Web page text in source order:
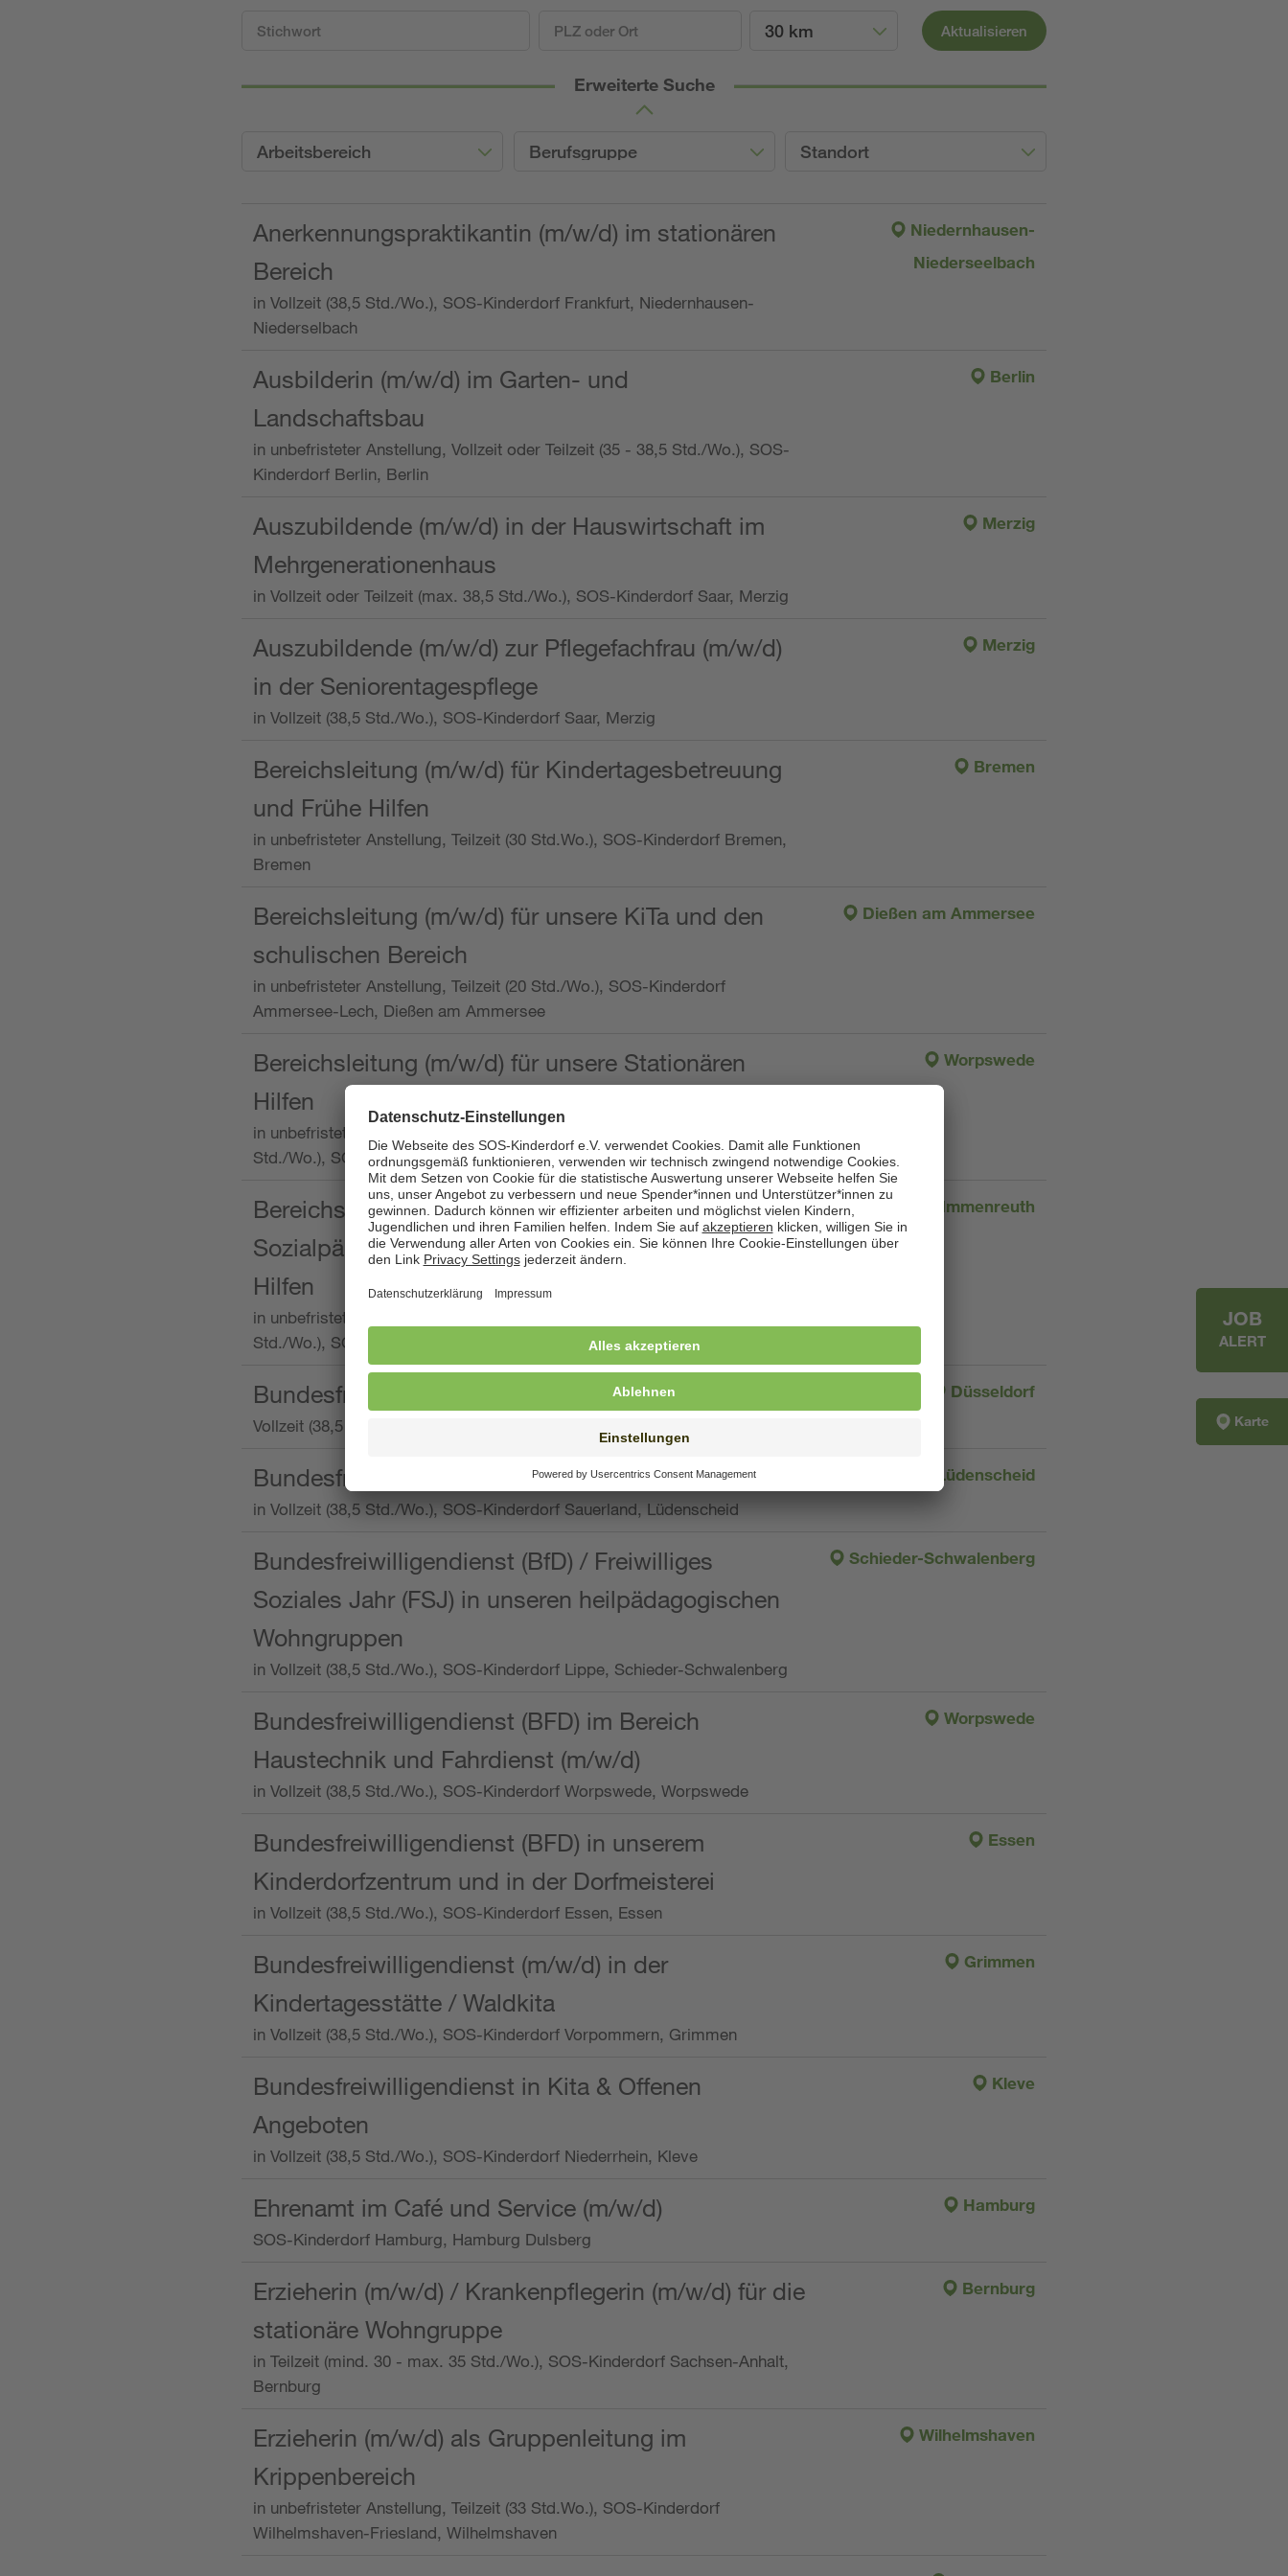
30 km Aktualisieren
Erweiterte Suche
Arbeitsbereich Berufsgruppe Standort
Anerkennungspraktikantin (m/w/d) im stationären
Bereich
in Vollzeit (38,5 Std./Wo.), SOS-Kinderdorf Frankfurt, Niedernhausen-
Niederselbach
Niedernhausen-
Niederseelbach
Ausbilderin (m/w/d) im Garten- und
Landschaftsbau
in unbefristeter Anstellung, Vollzeit oder Teilzeit (35 - 38,5 Std./Wo.), SOS-
Kinderdorf Berlin, Berlin
Berlin
Auszubildende (m/w/d) in der Hauswirtschaft im
Mehrgenerationenhaus
in Vollzeit oder Teilzeit (max. 38,5 Std./Wo.), SOS-Kinderdorf Saar, Merzig
Merzig
Auszubildende (m/w/d) zur Pflegefachfrau (m/w/d)
in der Seniorentagespflege
in Vollzeit (38,5 Std./Wo.), SOS-Kinderdorf Saar, Merzig
Merzig
Bereichsleitung (m/w/d) für Kindertagesbetreuung
und Frühe Hilfen
in unbefristeter Anstellung, Teilzeit (30 Std.Wo.), SOS-Kinderdorf Bremen,
Bremen
Bremen
Bereichsleitung (m/w/d) für unsere KiTa und den
schulischen Bereich
in unbefristeter Anstellung, Teilzeit (20 Std./Wo.), SOS-Kinderdorf
Ammersee-Lech, Dießen am Ammersee
Dießen am Ammersee
Bereichsleitung (m/w/d) für unsere Stationären
Hilfen
in unbefristeter Anstellung, Vollzeit oder Teilzeit (mind. 30 - max. 38,5
Std./Wo.), SOS-Kinderdorf Worpswede,
Worpswede
Bereichsleitung mit der Qualifikation als
Sozialpädagogin (m/w/d) und die Ambulanten
Hilfen
in unbefristeter Anstellung, Vollzeit oder Teilzeit (min. 34 bis max. 38,5
Std./Wo.), SOS-Kinderdorf Oberpfalz, Immenreuth
Immenreuth
Bundesfreiwilligendienst
Vollzeit (38,5 Stunden pro Woche), SOS-Kinderdorf Düsseldorf
Düsseldorf
Bundesfreiwilligendienst
in Vollzeit (38,5 Std./Wo.), SOS-Kinderdorf Sauerland, Lüdenscheid
Lüdenscheid
Bundesfreiwilligendienst (BfD) / Freiwilliges
Soziales Jahr (FSJ) in unseren heilpädagogischen
Wohngruppen
in Vollzeit (38,5 Std./Wo.), SOS-Kinderdorf Lippe, Schieder-Schwalenberg
Schieder-Schwalenberg
Bundesfreiwilligendienst (BFD) im Bereich
Haustechnik und Fahrdienst (m/w/d)
in Vollzeit (38,5 Std./Wo.), SOS-Kinderdorf Worpswede, Worpswede
Worpswede
Bundesfreiwilligendienst (BFD) in unserem
Kinderdorfzentrum und in der Dorfmeisterei
in Vollzeit (38,5 Std./Wo.), SOS-Kinderdorf Essen, Essen
Essen
Bundesfreiwilligendienst (m/w/d) in der
Kindertagesstätte / Waldkita
in Vollzeit (38,5 Std./Wo.), SOS-Kinderdorf Vorpommern, Grimmen
Grimmen
Bundesfreiwilligendienst in Kita & Offenen
Angeboten
in Vollzeit (38,5 Std./Wo.), SOS-Kinderdorf Niederrhein, Kleve
Kleve
Ehrenamt im Café und Service (m/w/d)
SOS-Kinderdorf Hamburg, Hamburg Dulsberg
Hamburg
Erzieherin (m/w/d) / Krankenpflegerin (m/w/d) für die
stationäre Wohngruppe
in Teilzeit (mind. 30 - max. 35 Std./Wo.), SOS-Kinderdorf Sachsen-Anhalt,
Bernburg
Bernburg
Erzieherin (m/w/d) als Gruppenleitung im
Krippenbereich
in unbefristeter Anstellung, Teilzeit (33 Std.Wo.), SOS-Kinderdorf
Wilhelmshaven-Friesland, Wilhelmshaven
Wilhelmshaven
JOB
ALERT
Karte